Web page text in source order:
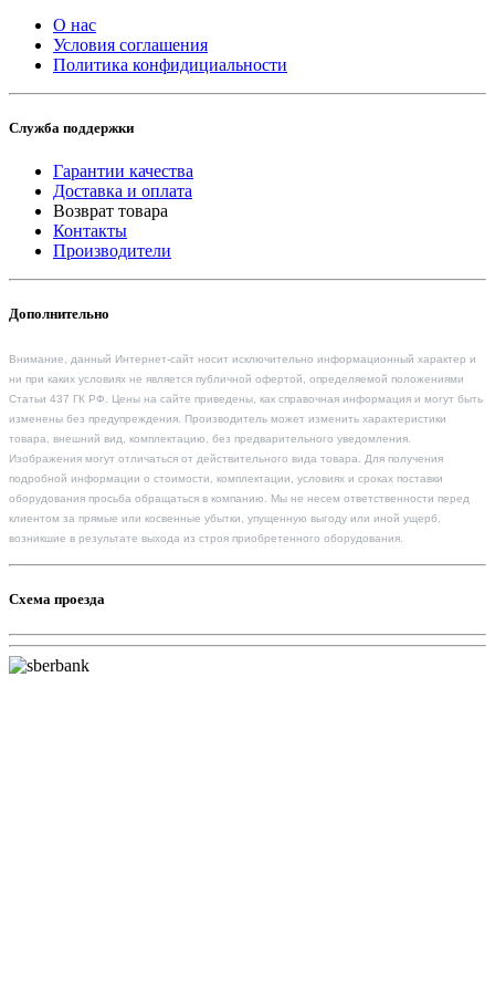
О нас
Условия соглашения
Политика конфидициальности
Служба поддержки
Гарантии качества
Доставка и оплата
Возврат товара
Контакты
Производители
Дополнительно
Внимание, данный Интернет-сайт носит исключительно информационный характер и
ни при каких условиях не является публичной офертой, определяемой положениями
Статьи 437 ГК РФ. Цены на сайте приведены, как справочная информация и могут быть
изменены без предупреждения. Производитель может изменить характеристики
товара, внешний вид, комплектацию, без предварительного уведомления.
Изображения могут отличаться от действительного вида товара. Для получения
подробной информации о стоимости, комплектации, условиях и сроках поставки
оборудования просьба обращаться в компанию. Мы не несем ответственности перед
клиентом за прямые или косвенные убытки, упущенную выгоду или иной ущерб,
возникшие в результате выхода из строя приобретенного оборудования.
Схема проезда